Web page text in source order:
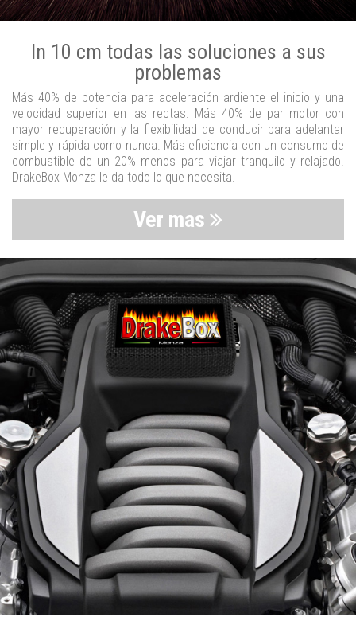
In 10 cm todas las soluciones a sus
problemas
Más 40% de potencia para aceleración ardiente el inicio y una
velocidad superior en las rectas. Más 40% de par motor con
mayor recuperación y la flexibilidad de conducir para adelantar
simple y rápida como nunca. Más eficiencia con un consumo de
combustible de un 20% menos para viajar tranquilo y relajado.
DrakeBox Monza le da todo lo que necesita.
Ver mas